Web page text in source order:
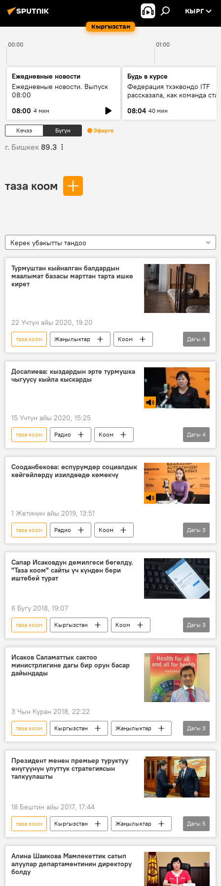
Кыргызстан
КЫРГ
00:00 01:00
Ежедневные новости
Ежедневные новости. Выпуск
08:00
08:00 4 мин
Будь в курсе
Федерация тхэквондо ITF
рассказала, как команда
08:04 40 мин
Кечээ Бүгүн Эфирге
г. Бишкек 89.3
таза коом
Керек убакытты тандоо
Турмуштан кыйналган балдардын
маалымат базасы марттан тарта ишке
кирет
22 Үчтүн айы 2020, 19:20
таза коом Жаңылыктар
Коом
Кыргызстан
Улукбек Кочкоров
Сооронбай Жээнбеков
маалымат
Дагы 4
Досалиева: кыздардын эрте турмушка
чыгуусу кыйла кыскарды
15 Үчтүн айы 2020, 15:25
таза коом Радио
Коом
Кыргызстан
зордук-зомбулук
мыйзам
Дагы 4
Сооданбекова: өспүрүмдөр социалдык
көйгөйлөрдү изилдөөдө көмөкчү
1 Жетинин айы 2019, 13:51
таза коом Радио
Коом
Кыргызстан
ыктыярчылар
көйгөй
Дагы 3
Сапар Исаковдун демилгеси бөгөлдү.
"Таза коом" сайты үч күндөн бери
иштебей турат
6 Бугу 2018, 19:07
таза коом Кыргызстан
Коом
Жаңылыктар
Сапар Исаков сайт
Дагы 3
Исаков Саламаттык сактоо
министрлигине дагы бир орун басар
дайындады
3 Чын Куран 2018, 22:22
таза коом Кыргызстан
Жаңылыктар
Саясат
Сапар Исаков өкмөт
Дагы 3
Президент менен премьер туруктуу
өнүгүүнүн улуттук стратегиясын
талкуулашты
18 Бештин айы 2017, 17:44
таза коом Кыргызстан
Жаңылыктар
Саясат
Сооронбай Жээнбеков
Сапар Исаков
президент өкмөт
Дагы 5
Алина Шаикова Мамлекеттик сатып
алуулар департаментинин директору
болду